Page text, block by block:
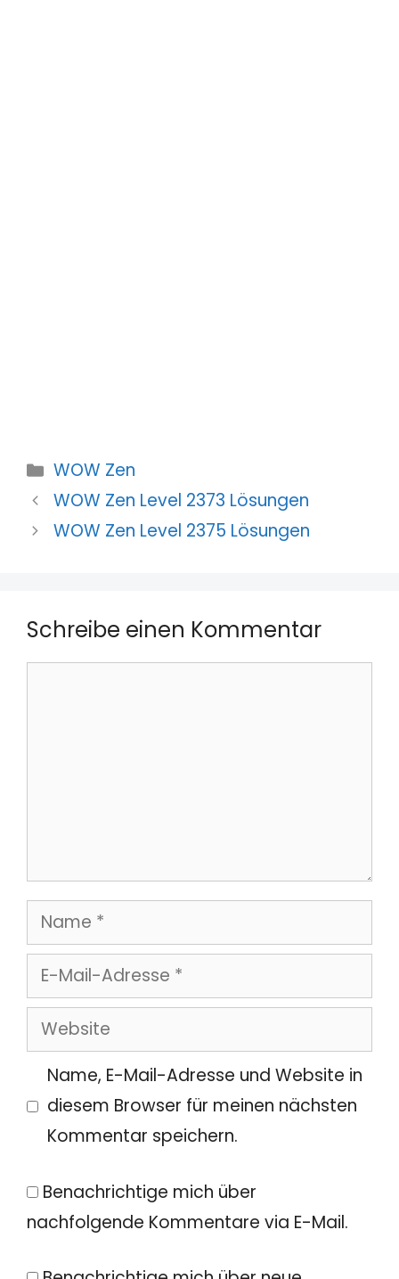
Kategorien
WOW Zen
WOW Zen Level 2373 Lösungen
WOW Zen Level 2375 Lösungen
Schreibe einen Kommentar
Name
E-
Mail-
Adresse
Website
Name, E-Mail-Adresse und Website in
diesem Browser für meinen nächsten
Kommentar speichern.
Benachrichtige mich über
nachfolgende Kommentare via E-Mail.